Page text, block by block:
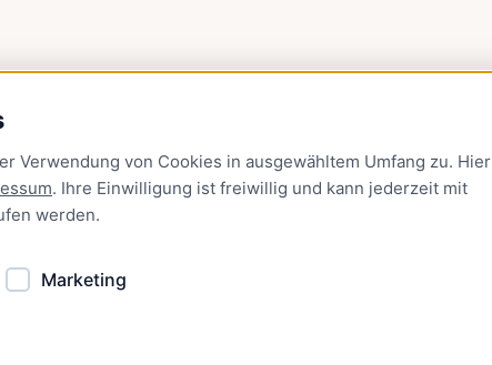
Verwendung von Cookies in ausgewähltem Umfang zu. Hier
. Ihre Einwilligung ist freiwillig und kann jederzeit mit
werden.
Marketing